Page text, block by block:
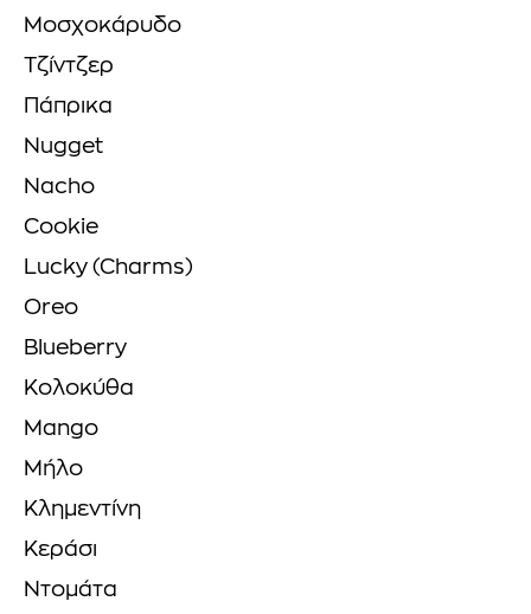
Μοσχοκάρυδο
Τζίντζερ
Πάπρικα
Nugget
Nacho
Cookie
Lucky (Charms)
Oreo
Blueberry
Κολοκύθα
Mango
Μήλο
Κλημεντίνη
Κεράσι
Ντομάτα